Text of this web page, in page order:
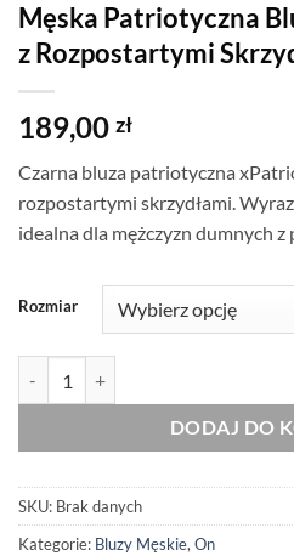
Męska Patriotyczna
z Rozpostartymi
189,00 zł
Czarna bluza patriotyczna
rozpostartymi skrzydłami.
idealna dla mężczyzn dumnych z
Rozmiar
DODAJ DO
SKU: Brak danych
Kategorie: Bluzy Męskie, On